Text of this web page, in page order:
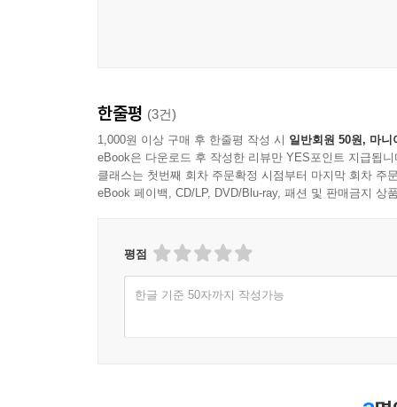
한줄평 (3건)
1,000원 이상 구매 후 한줄평 작성 시 일반회원 50원, 마니
eBook은 다운로드 후 작성한 리뷰만 YES포인트 지급됩니
클래스는 첫번째 회차 주문확정 시점부터 마지막 회차 주
eBook 페이백, CD/LP, DVD/Blu-ray, 패션 및 판매금지 상
평점
한글 기준 50자까지 작성가능